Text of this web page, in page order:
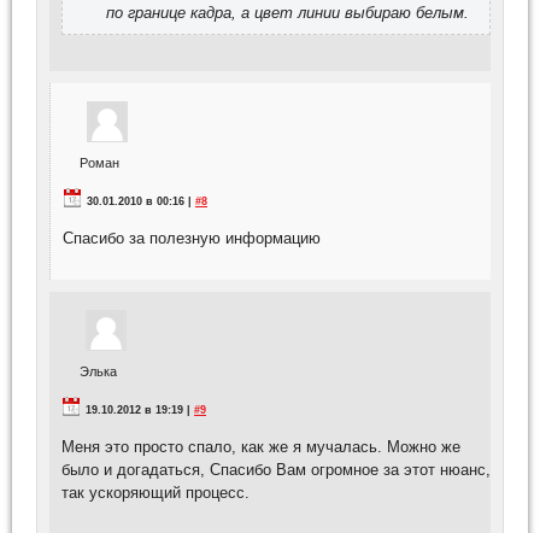
по границе кадра, а цвет линии выбираю белым.
Роман
30.01.2010 в 00:16 | #8
Спасибо за полезную информацию
Элька
19.10.2012 в 19:19 | #9
Меня это просто спало, как же я мучалась. Можно же
было и догадаться, Спасибо Вам огромное за этот нюанс,
так ускоряющий процесс.